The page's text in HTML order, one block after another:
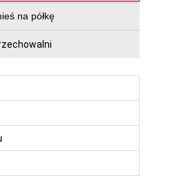
na półkę